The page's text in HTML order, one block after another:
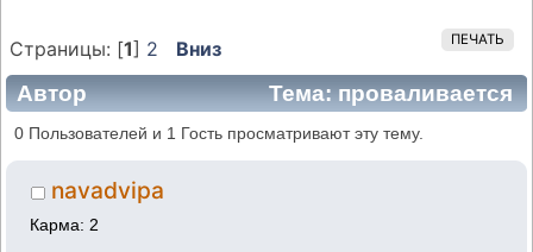
ПЕЧАТЬ
Страницы: [1] 2 Вниз
Автор
Тема: проваливается
задняя полка. (Прочитано 10186 раз)
0 Пользователей и 1 Гость просматривают эту тему.
navadvipa
Карма: 2